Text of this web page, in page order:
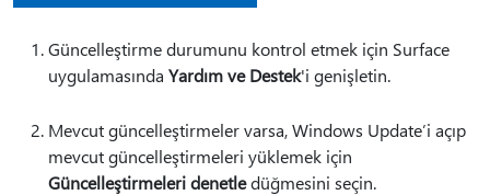
Güncelleştirme durumunu kontrol etmek için Surface
uygulamasında Yardım ve Destek'i genişletin.
Mevcut güncelleştirmeler varsa, Windows Update’i açıp
mevcut güncelleştirmeleri yüklemek için
Güncelleştirmeleri denetledüğmesini seçin.